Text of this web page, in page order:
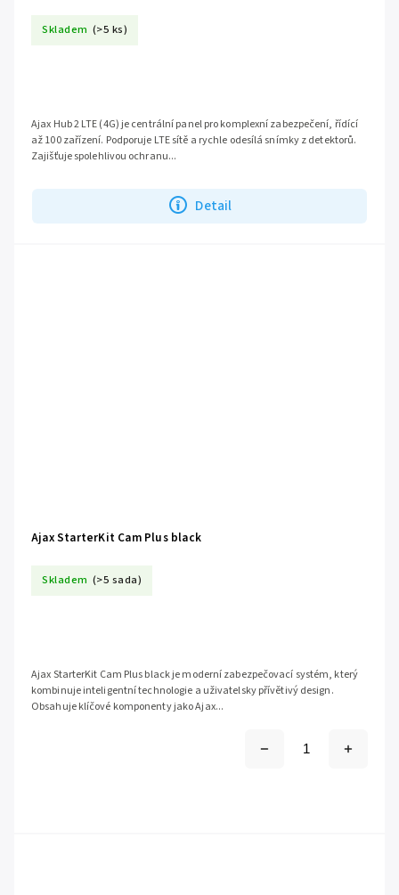
Skladem (>5 ks)
Detail
Ajax Hub 2 LTE (4G) je centrální panel pro komplexní zabezpečení, řídící
až 100 zařízení. Podporuje LTE sítě a rychle odesílá snímky z detektorů.
Zajišťuje spolehlivou ochranu...
Ajax StarterKit Cam Plus black
Skladem (>5 sada)
Ajax StarterKit Cam Plus black je moderní zabezpečovací systém, který
kombinuje inteligentní technologie a uživatelsky přívětivý design.
Obsahuje klíčové komponenty jako Ajax...